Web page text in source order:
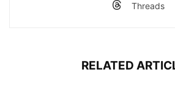
Threads
RELATED